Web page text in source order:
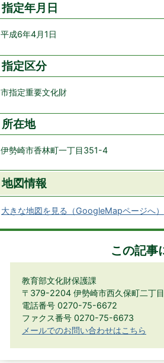
指定年月日
平成6年4月1日
指定区分
市指定重要文化財
所在地
伊勢崎市香林町一丁目351-4
地図情報
大きな地図を見る（GoogleMapページへ）
この記事
教育部文化財保護課
〒379-2204 伊勢崎市西久保町二丁
電話番号 0270-75-6672
ファクス番号 0270-75-6673
メールでのお問い合わせはこちら